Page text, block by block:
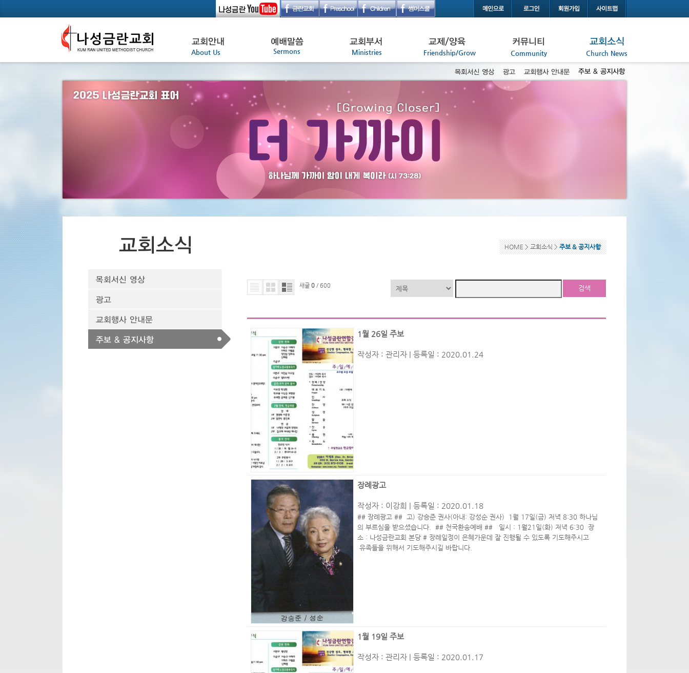
HOME >교회소식>주보 & 공지사항
새글 0 / 600 검색
1월 26일 주보
작성자 : 관리자| 등록일 : 2020.01.24
장례광고
작성자 : 이강희 | 등록일 : 2020.01.18
## 장례광고 ## 고) 강승준 권사(아내: 강성순 권사) 1월 17일(금) 저녁 8:30 하나님
의 부르심을 받으셨습니다. ## 천국환송예배 ## 일시 : 1월21일(화) 저녁 6:30 장
소 : 나성금란교회 본당 # 장례일정이 은혜가운데 잘 진행될 수 있도록 기도해주시고
유족들을 위해서 기도해주시길 바랍니다.
1월 19일 주보
작성자 : 관리자| 등록일 : 2020.01.17